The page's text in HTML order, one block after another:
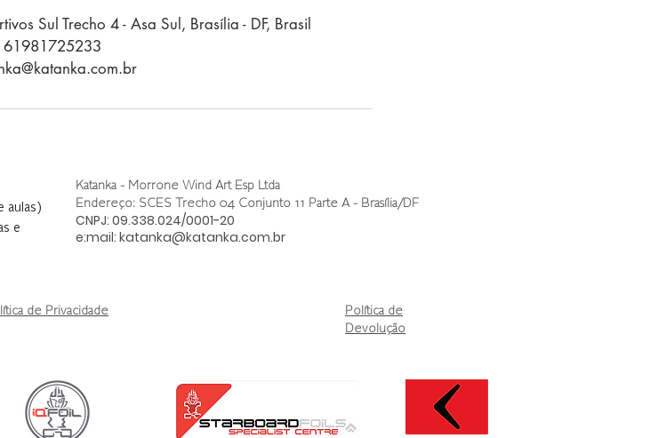
Sul Trecho 4 - Asa Sul, Brasília - DF, Brasil
61981725233
aulas)
e
Katanka - Morrone Wind Art Esp Ltda
Endereço: SCES Trecho 04 Conjunto 11 Parte A - Brasília/DF
CNPJ: 09.338.024/0001-20
e:mail: katanka@katanka.com.br
de Privacidade
Política de
Devolução